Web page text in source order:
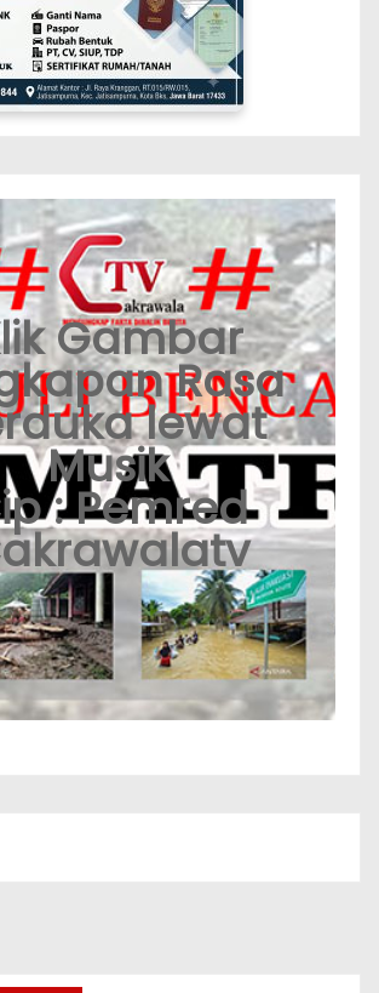
Gambar
Rasa
lewat
Musik
: Pemred